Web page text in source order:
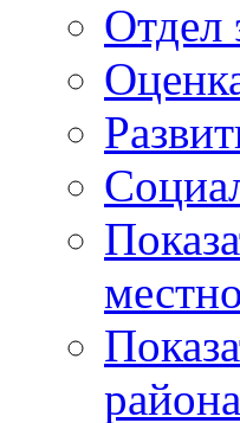
Отдел
района